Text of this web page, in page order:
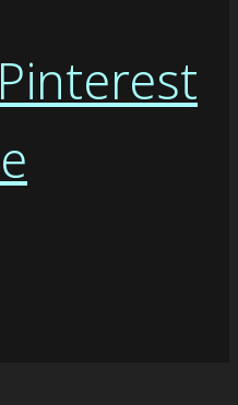
Pinterest